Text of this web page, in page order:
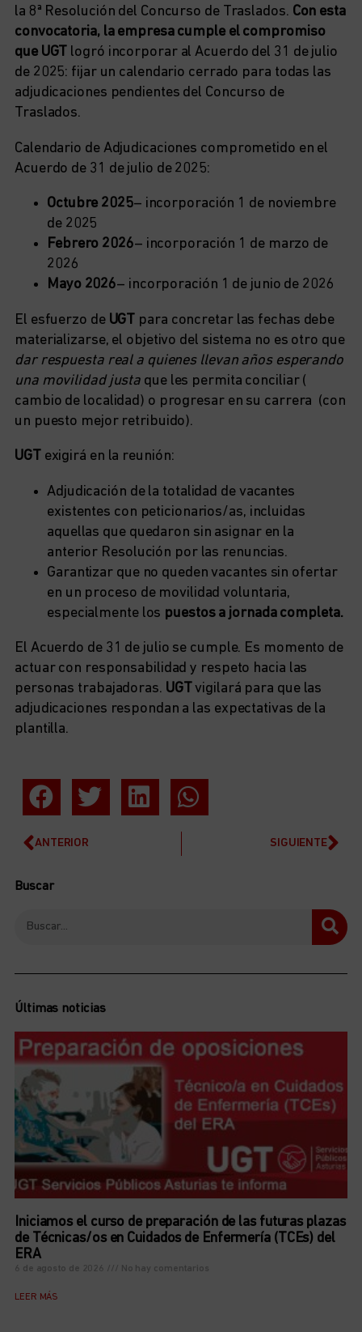
la 8ª Resolución del Concurso de Traslados. Con esta
convocatoria, la empresa cumple el compromiso
que UGT logró incorporar al Acuerdo del 31 de julio
de 2025: fijar un calendario cerrado para todas las
adjudicaciones pendientes del Concurso de
Traslados.
Calendario de Adjudicaciones comprometido en el
Acuerdo de 31 de julio de 2025:
Octubre 2025– incorporación 1 de noviembre
de 2025
Febrero 2026– incorporación 1 de marzo de
2026
Mayo 2026– incorporación 1 de junio de 2026
El esfuerzo de UGT para concretar las fechas debe
materializarse, el objetivo del sistema no es otro que
dar respuesta real a quienes llevan años esperando
una movilidad justa que les permita conciliar (
cambio de localidad) o progresar en su carrera (con
un puesto mejor retribuido).
UGT exigirá en la reunión:
Adjudicación de la totalidad de vacantes
existentes con peticionarios/as, incluidas
aquellas que quedaron sin asignar en la
anterior Resolución por las renuncias.
Garantizar que no queden vacantes sin ofertar
en un proceso de movilidad voluntaria,
especialmente los puestos a jornada completa.
El Acuerdo de 31 de julio se cumple. Es momento de
actuar con responsabilidad y respeto hacia las
personas trabajadoras. UGT vigilará para que las
adjudicaciones respondan a las expectativas de la
plantilla.
ANTERIOR SIGUIENTE
Buscar
Últimas noticias
Iniciamos el curso de preparación de las futuras plazas
de Técnicas/os en Cuidados de Enfermería (TCEs) del
ERA
6 de agosto de 2026 No hay comentarios
LEER MÁS